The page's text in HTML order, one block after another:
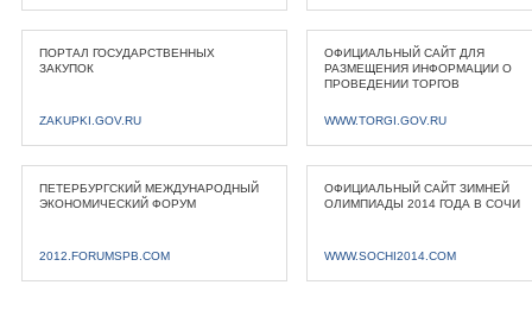
ПОРТАЛ ГОСУДАРСТВЕННЫХ
ЗАКУПОК
ZAKUPKI.GOV.RU
ОФИЦИАЛЬНЫЙ САЙТ ДЛЯ
РАЗМЕЩЕНИЯ ИНФОРМАЦИИ О
ПРОВЕДЕНИИ ТОРГОВ
WWW.TORGI.GOV.RU
ПЕТЕРБУРГСКИЙ МЕЖДУНАРОДНЫЙ
ЭКОНОМИЧЕСКИЙ ФОРУМ
2012.FORUMSPB.COM
ОФИЦИАЛЬНЫЙ САЙТ ЗИМНЕЙ
ОЛИМПИАДЫ 2014 ГОДА В СОЧИ
WWW.SOCHI2014.COM